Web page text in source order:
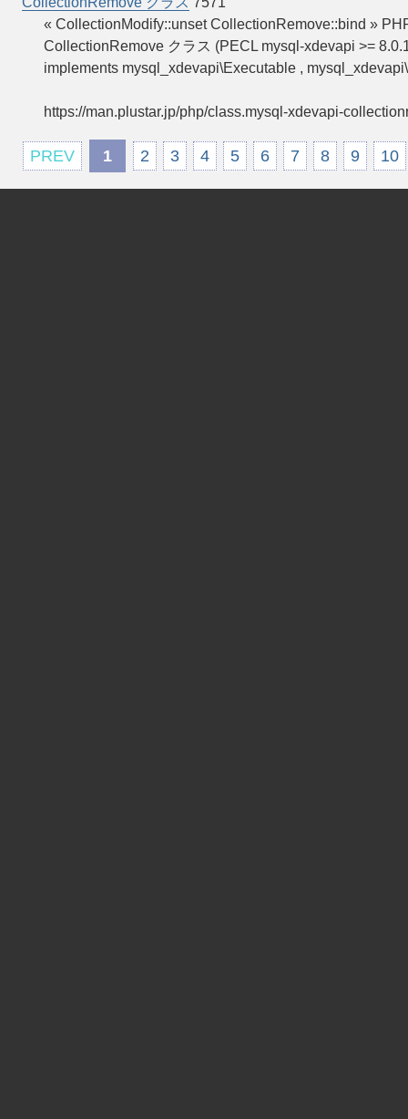
« CollectionModify::unset CollectionRemove::bind »
CollectionRemove クラス (PECL mysql-xdevapi >=
implements mysql_xdevapi\Executable ,
https://man.plustar.jp/php/class.mysql-xdevapi-
PREV 1 2 3 4 5 6 7 8 9 10